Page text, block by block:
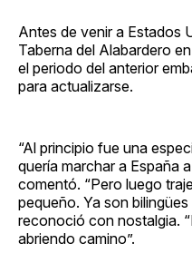
Antes de venir a Estados
Taberna del Alabardero
el periodo del anterior
para actualizarse.
“Al principio fue una
quería marchar a España
comentó. “Pero luego
pequeño. Ya son
reconoció con nostalgia.
abriendo camino”.